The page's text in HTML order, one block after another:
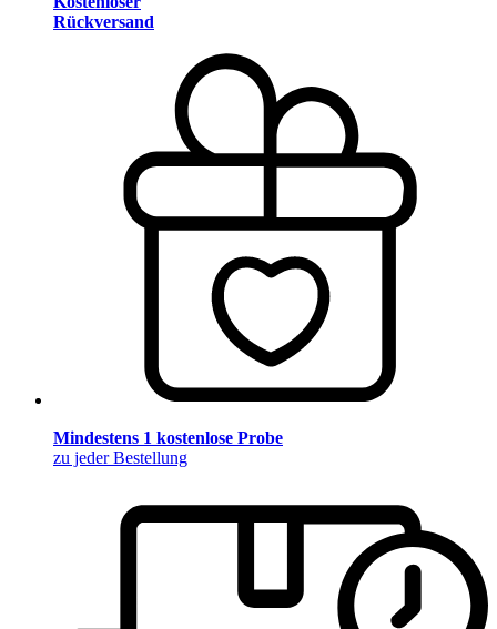
Rückversand
Mindestens 1 kostenlose Probe
zu jeder Bestellung